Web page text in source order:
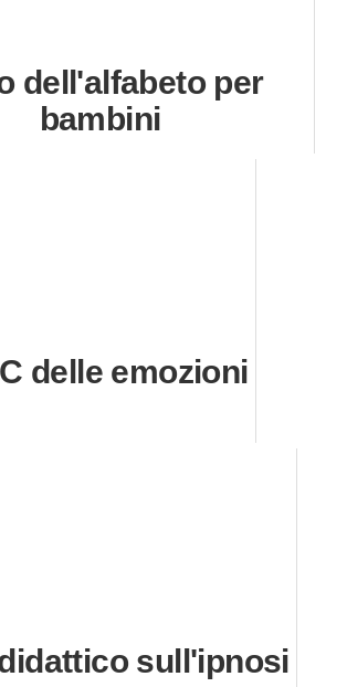
dell'alfabeto per
bambini
delle emozioni
sull'ipnosi